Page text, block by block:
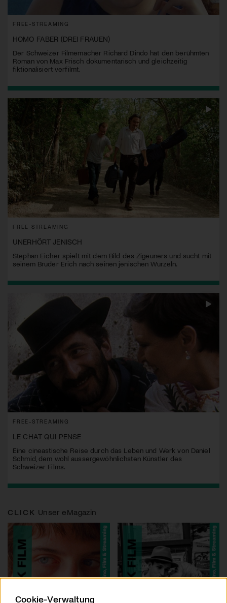
FREE-STREAMING
HOMO FABER (DREI FRAUEN)
Der Schweizer Filmemacher Richard Dindo hat den berühmten
Roman von Max Frisch dokumentarisch und gleichzeitig
fiktionalisiert verfilmt.
FREE STREAMING
UNERHÖRT JENISCH
Stephan Eicher spielt mit dem Bild des Zigeuners und sucht mit
seinem Bruder Erich nach seinen jenischen Wurzeln.
FREE-STREAMING
LE CHAT QUI PENSE
Eine cineastische Reise durch das Leben und Werk von Daniel
Schmid, dem wohl aussergewöhnlichsten Künstler des
Schweizer Films.
CLICK Unser eMagazin
Cookie-Verwaltung